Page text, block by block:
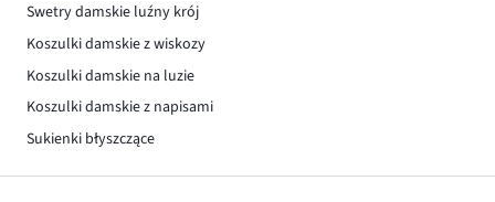
Swetry damskie luźny krój
Koszulki damskie z wiskozy
Koszulki damskie na luzie
Koszulki damskie z napisami
Sukienki błyszczące